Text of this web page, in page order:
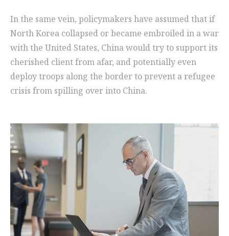
In the same vein, policymakers have assumed that if
North Korea collapsed or became embroiled in a war
with the United States, China would try to support its
cherished client from afar, and potentially even
deploy troops along the border to prevent a refugee
crisis from spilling over into China.